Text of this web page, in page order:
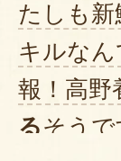
ま
たしも
キルな
報！高野
るそうで